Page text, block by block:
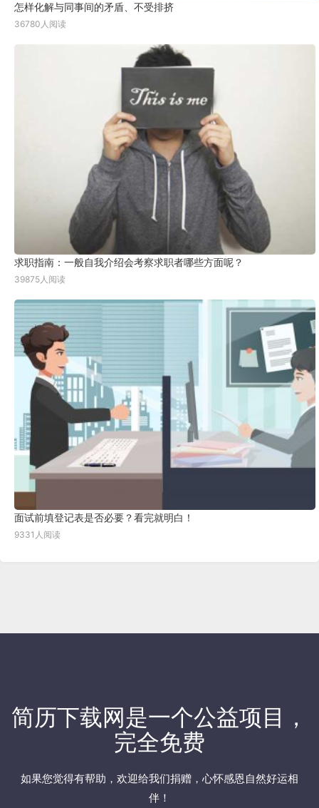
怎样化解与同事间的矛盾、不受排挤
36780人阅读
求职指南：一般自我介绍会考察求职者哪些方面呢？
39875人阅读
面试前填登记表是否必要？看完就明白！
9331人阅读
简历下载网是一个公益项目，
完全免费
如果您觉得有帮助，欢迎给我们捐赠 ，心怀感恩自然好运相
伴！